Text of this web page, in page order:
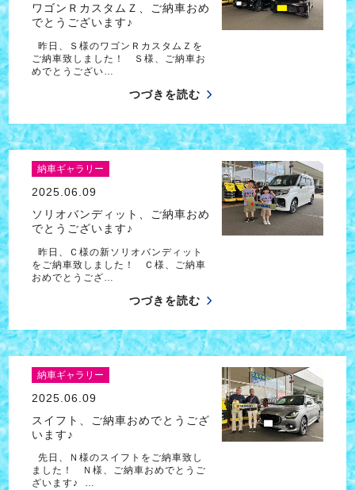
ワゴンＲカスタムＺ、ご納車おめ
でとうございます♪
昨日、Ｓ様のワゴンＲカスタムＺを
ご納車致しました！ Ｓ様、ご納車お
めでとうござい…
つづきを読む
納車ギャラリー
2025.06.09
ソリオバンディット、ご納車おめ
でとうございます♪
昨日、Ｃ様の新ソリオバンディット
をご納車致しました！ Ｃ様、ご納車
おめでとうござ…
つづきを読む
納車ギャラリー
2025.06.09
スイフト、ご納車おめでとうござ
います♪
先日、Ｎ様のスイフトをご納車致し
ました！ Ｎ様、ご納車おめでとうご
ざいます♪ …